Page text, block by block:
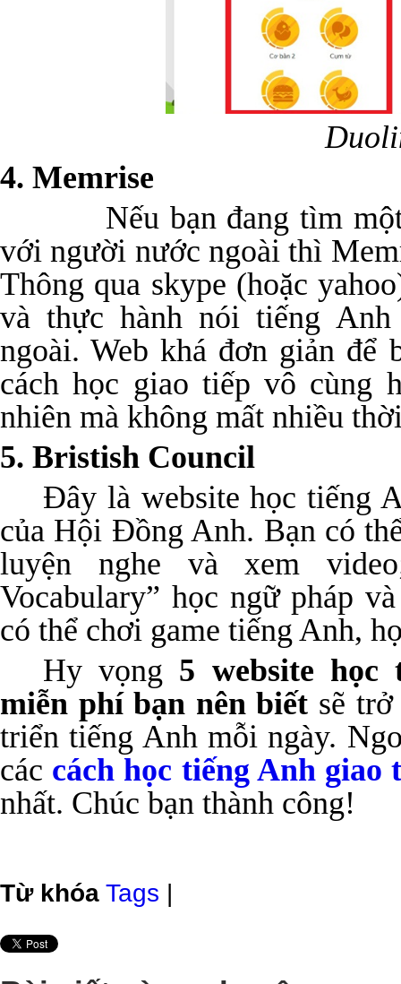
4. Memrise
Nếu bạn đang tìm một
với người nước ngoài thì
Thông qua skype (hoặc
và thực hành nói tiếng
ngoài. Web khá đơn giản để
cách học giao tiếp vô cùng
nhiên mà không mất nhiều
5. Bristish Council
Đây là website học tiếng
của Hội Đồng Anh. Bạn có
luyện nghe và xem
Vocabulary” học ngữ pháp
có thể chơi game tiếng Anh,
Hy vọng 5 website học
miễn phí bạn nên biết sẽ
triển tiếng Anh mỗi ngày.
các cách học tiếng Anh giao
nhất. Chúc bạn thành công!
Từ khóa Tags |